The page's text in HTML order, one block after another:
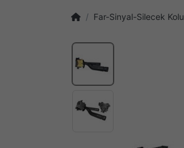
Far-Sinyal-Silecek Kolu